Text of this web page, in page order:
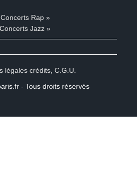
Concerts Rap »
Concerts Jazz »
légales crédits C.G.U.
- Tous droits réservés